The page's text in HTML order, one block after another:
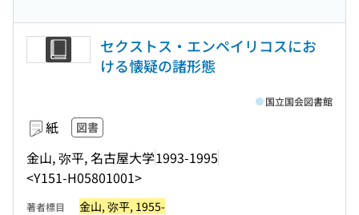
セクストス・エンペイリコスにお
ける懐疑の諸形態
紙 図書
金山, 弥平, 名古屋大学1993-1995
<Y151-H05801001>
国立国会図書館
著者標目 金山, 弥平, 1955-